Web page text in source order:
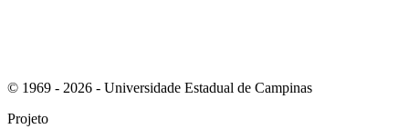
© 1969 - 2026 - Universidade Estadual de Campinas
Projeto